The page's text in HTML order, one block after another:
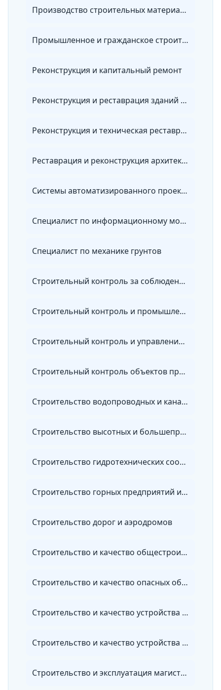
Производство строительных материалов
Промышленное и гражданское строительство
Реконструкция и капитальный ремонт
Реконструкция и реставрация зданий и сооружений
Реконструкция и техническая реставрация зданий и сооружений
Реставрация и реконструкция архитектурного наследия
Системы автоматизированного проектирования
Специалист по информационному моделированию в сфере строительства (BIM-менеджер)
Специалист по механике грунтов
Строительный контроль за соблюдением проектных решений и качеством строительства
Строительный контроль и промышленная безопасность
Строительный контроль и управление качеством в строительстве
Строительный контроль объектов промышленного и гражданского комплекса
Строительство водопроводных и канализационных сетей и сооружений
Строительство высотных и большепролетных зданий и сооружений
Строительство гидротехнических сооружений повышенной ответственности
Строительство горных предприятий и подземных сооружений
Строительство дорог и аэродромов
Строительство и качество общестроительных работ
Строительство и качество опасных объектов
Строительство и качество устройства инженерных систем
Строительство и качество устройства электрических систем
Строительство и эксплуатация магистральных трубопроводов